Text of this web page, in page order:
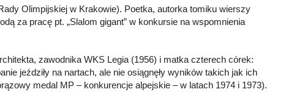
Olimpijskiej w Krakowie). Poetka, autorka tomiku wierszy
za pracę pt. „Slalom gigant” w konkursie na wspomnienia
zawodnika WKS Legia (1956) i matka czterech córek:
jeździły na nartach, ale nie osiągnęły wyników takich jak ich
medal MP – konkurencje alpejskie – w latach 1974 i 1973).